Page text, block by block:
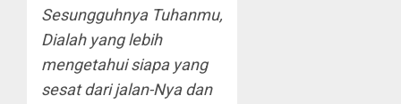
Sesungguhnya Tuhanmu,
Dialah yang lebih
mengetahui siapa yang
sesat dari jalan-Nya dan